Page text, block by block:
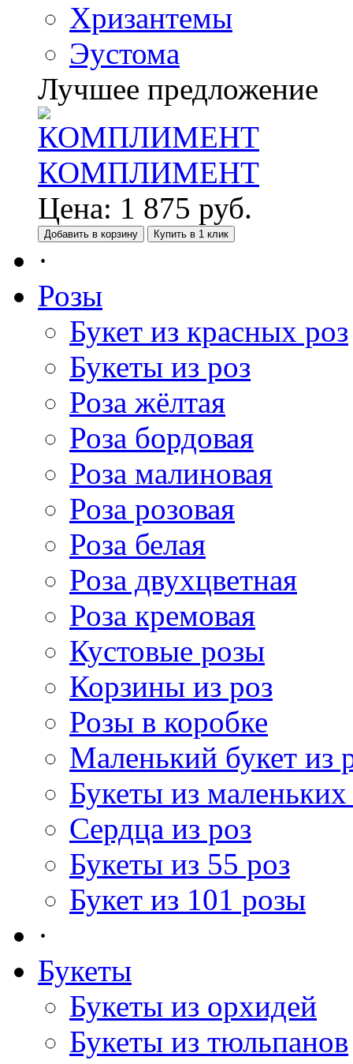
Хризантемы
Эустома
Лучшее предложение
КОМПЛИМЕНТ
Цена: 1 875 руб.
Добавить в корзину Купить в 1 клик
·
Розы
Букет из красных роз
Букеты из роз
Роза жёлтая
Роза бордовая
Роза малиновая
Роза розовая
Роза белая
Роза двухцветная
Роза кремовая
Кустовые розы
Корзины из роз
Розы в коробке
Маленький букет из
Букеты из маленьких
Сердца из роз
Букеты из 55 роз
Букет из 101 розы
·
Букеты
Букеты из орхидей
Букеты из тюльпанов